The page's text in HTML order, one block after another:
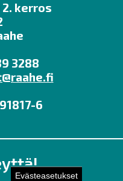
Evästeasetukset
2. kerros
3288
6